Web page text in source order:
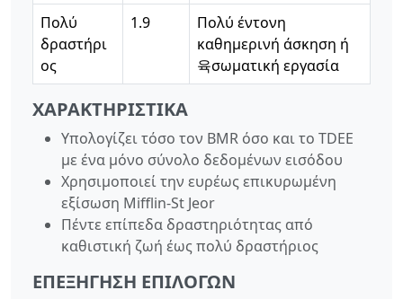
Πολύ
δραστήρι
ος
1.9
Πολύ έντονη
καθημερινή άσκηση ή
육σωματική εργασία
ΧΑΡΑΚΤΗΡΙΣΤΙΚΆ
Υπολογίζει τόσο τον BMR όσο και το TDEE
με ένα μόνο σύνολο δεδομένων εισόδου
Χρησιμοποιεί την ευρέως επικυρωμένη
εξίσωση Mifflin-St Jeor
Πέντε επίπεδα δραστηριότητας από
καθιστική ζωή έως πολύ δραστήριος
ΕΠΕΞΉΓΗΣΗ ΕΠΙΛΟΓΏΝ